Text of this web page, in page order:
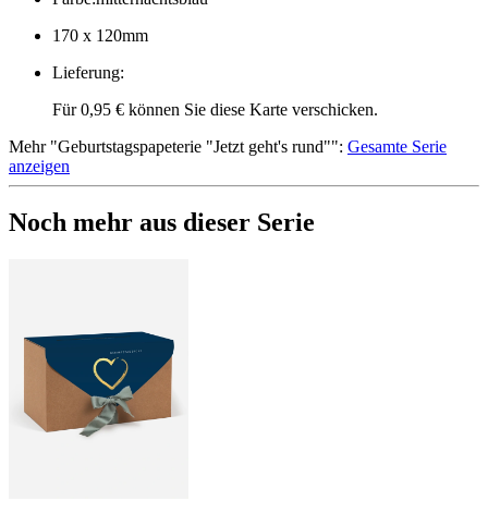
170 x 120mm
Lieferung:
Für 0,95 € können Sie diese Karte verschicken.
Mehr"Geburtstagspapeterie "Jetzt geht's rund"": Gesamte Serie
anzeigen
Noch mehr aus dieser Serie